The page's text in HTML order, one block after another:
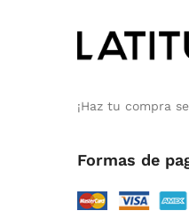
¡Haz tu compra
Formas de